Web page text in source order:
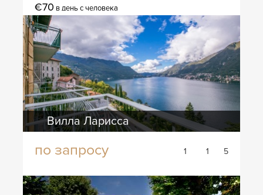
€70 в день с человека
Вилла Ларисса
по запросу 1 1 5